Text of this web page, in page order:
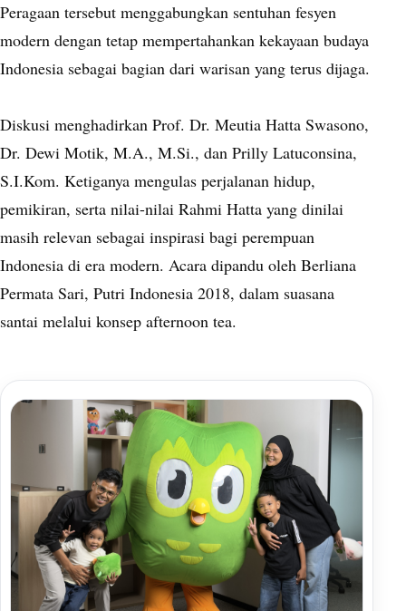
Peragaan tersebut menggabungkan sentuhan fesyen
modern dengan tetap mempertahankan kekayaan budaya
Indonesia sebagai bagian dari warisan yang terus dijaga.
Diskusi menghadirkan Prof. Dr. Meutia Hatta Swasono,
Dr. Dewi Motik, M.A., M.Si., dan Prilly Latuconsina,
S.I.Kom. Ketiganya mengulas perjalanan hidup,
pemikiran, serta nilai-nilai Rahmi Hatta yang dinilai
masih relevan sebagai inspirasi bagi perempuan
Indonesia di era modern. Acara dipandu oleh Berliana
Permata Sari, Putri Indonesia 2018, dalam suasana
santai melalui konsep afternoon tea.